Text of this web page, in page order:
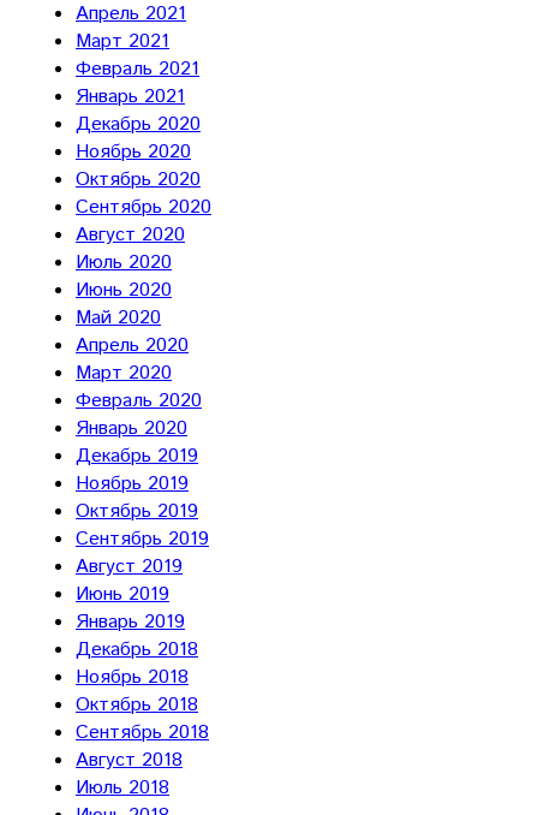
Апрель 2021
Март 2021
Февраль 2021
Январь 2021
Декабрь 2020
Ноябрь 2020
Октябрь 2020
Сентябрь 2020
Август 2020
Июль 2020
Июнь 2020
Май 2020
Апрель 2020
Март 2020
Февраль 2020
Январь 2020
Декабрь 2019
Ноябрь 2019
Октябрь 2019
Сентябрь 2019
Август 2019
Июнь 2019
Январь 2019
Декабрь 2018
Ноябрь 2018
Октябрь 2018
Сентябрь 2018
Август 2018
Июль 2018